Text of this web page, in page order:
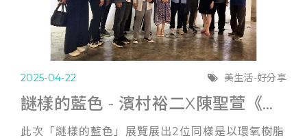
2025-04-22 美生活-好分享
謎樣的藍色 - 濱村裕二X陳聖萱《雙人展》
此次「謎樣的藍色」展覽展出2位同樣是以環氧樹脂